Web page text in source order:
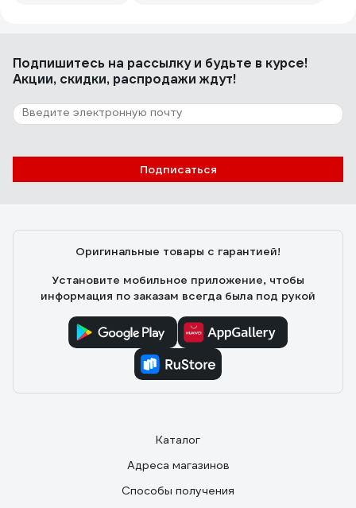
Подпишитесь на рассылкуи будьте в курсе!
Акции, скидки, распродажи ждут!
Подписаться
Оригинальные товары с гарантией!
Установите мобильное приложение, чтобы
информация по заказам всегда была под рукой
Каталог
Адреса магазинов
Способы получения